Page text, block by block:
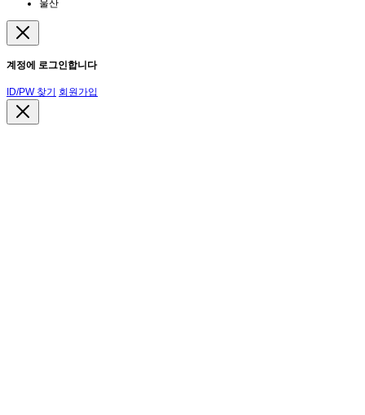
울산
계정에 로그인합니다
ID/PW 찾기 회원가입